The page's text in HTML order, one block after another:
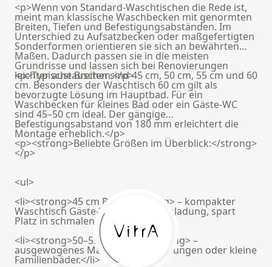
<p>Wenn von Standard-Waschtischen die Rede ist,
meint man klassische Waschbecken mit genormten
Breiten, Tiefen und Befestigungsabständen. Im
Unterschied zu Aufsatzbecken oder maßgefertigten
Sonderformen orientieren sie sich an bewährten
Maßen. Dadurch passen sie in die meisten
Grundrisse und lassen sich bei Renovierungen
leichter austauschen.</p>
<p>Typische Breiten sind 45 cm, 50 cm, 55 cm und 60
cm. Besonders der Waschtisch 60 cm gilt als
bevorzugte Lösung im Hauptbad. Für ein
Waschbecken für kleines Bad oder ein Gäste-WC
sind 45–50 cm ideal. Der gängige
Befestigungsabstand von 180 mm erleichtert die
Montage erheblich.</p>
<p><strong>Beliebte Größen im Überblick:</strong>
</p>
<ul>
<li><strong>45 cm Breite</strong> – kompakter
Waschtisch Gäste-WC, geringe Ausladung, spart
Platz in schmalen Räumen.</li>
<li><strong>50–55 cm Breite</strong> –
ausgewogenes Maß für Mietwohnungen oder kleine
Familienbäder.</li>